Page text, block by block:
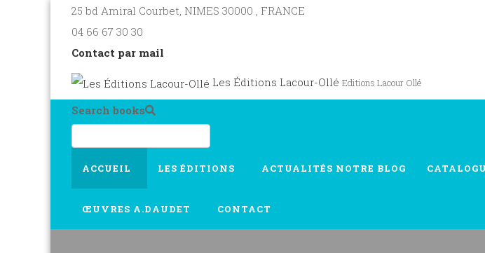
25 bd Amiral Courbet, NIMES 30000 , FRANCE
04 66 67 30 30
Contact par mail
Les Éditions Lacour-Ollé Editions Lacour Ollé
Search books
ACCUEIL LES ÉDITIONS ACTUALITÉS NOTRE BLOG
ŒUVRES A.DAUDET CONTACT